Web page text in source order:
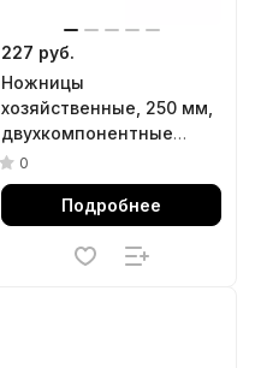
227 руб.
Ножницы
хозяйственные, 250 мм,
двухкомпонентные
рукоятки Matrix
0
Подробнее